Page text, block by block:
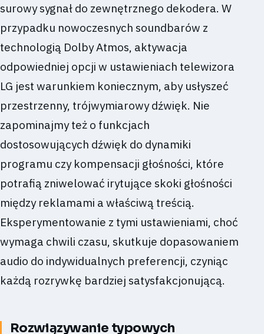
surowy sygnał do zewnętrznego dekodera. W
przypadku nowoczesnych soundbarów z
technologią Dolby Atmos, aktywacja
odpowiedniej opcji w ustawieniach telewizora
LG jest warunkiem koniecznym, aby usłyszeć
przestrzenny, trójwymiarowy dźwięk. Nie
zapominajmy też o funkcjach
dostosowujących dźwięk do dynamiki
programu czy kompensacji głośności, które
potrafią zniwelować irytujące skoki głośności
między reklamami a właściwą treścią.
Eksperymentowanie z tymi ustawieniami, choć
wymaga chwili czasu, skutkuje dopasowaniem
audio do indywidualnych preferencji, czyniąc
każdą rozrywkę bardziej satysfakcjonującą.
Rozwiązywanie typowych